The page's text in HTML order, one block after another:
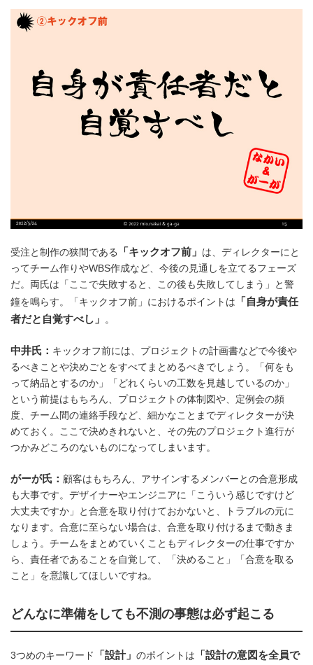
受注と制作の狭間である 「キックオフ前」 は、ディレクターにと
ってチーム作りやWBS作成など、今後の見通しを立てるフェーズ
だ。両氏は「ここで失敗すると、この後も失敗してしまう」と警
鐘を鳴らす。「キックオフ前」におけるポイントは 「自身が責任
者だと自覚すべし」
。
中井氏： キックオフ前には、プロジェクトの計画書などで今後や
るべきことや決めごとをすべてまとめるべきでしょう。「何をも
って納品とするのか」「どれくらいの工数を見越しているのか」
という前提はもちろん、プロジェクトの体制図や、定例会の頻
度、チーム間の連絡手段など、細かなことまでディレクターが決
めておく。ここで決めきれないと、その先のプロジェクト進行が
つかみどころのないものになってしまいます。
がーが氏： 顧客はもちろん、アサインするメンバーとの合意形成
も大事です。デザイナーやエンジニアに「こういう感じですけど
大丈夫ですか」と合意を取り付けておかないと、トラブルの元に
なります。合意に至らない場合は、合意を取り付けるまで動きま
しょう。チームをまとめていくこともディレクターの仕事ですか
ら、責任者であることを自覚して、「決めること」「合意を取る
こと」を意識してほしいですね。
どんなに準備をしても不測の事態は必ず起こる
3つめのキーワード 「設計」 のポイントは 「設計の意図を全員で